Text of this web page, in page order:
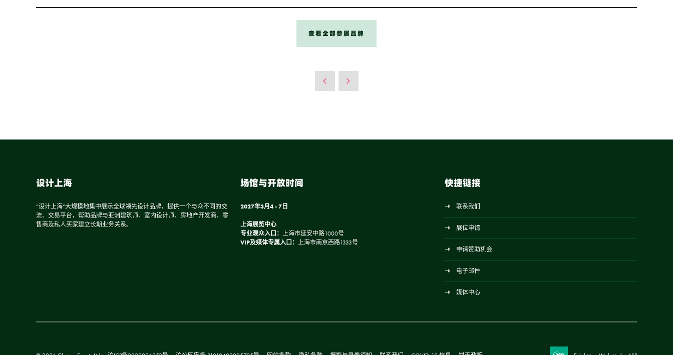
查看全部参展品牌
设计上海
“设计上海”大规模地集中展示全球领先设计品牌，提供一个与众不同的交
流、交易平台，帮助品牌与亚洲建筑师、室内设计师、房地产开发商、零
售商及私人买家建立长期业务关系。
场馆与开放时间
2027年3月4 - 7日
上海展览中心
专业观众入口： 上海市延安中路1000号
VIP及媒体专属入口： 上海市南京西路1333号
快捷链接
联系我们
展位申请
申请赞助机会
电子邮件
媒体中心